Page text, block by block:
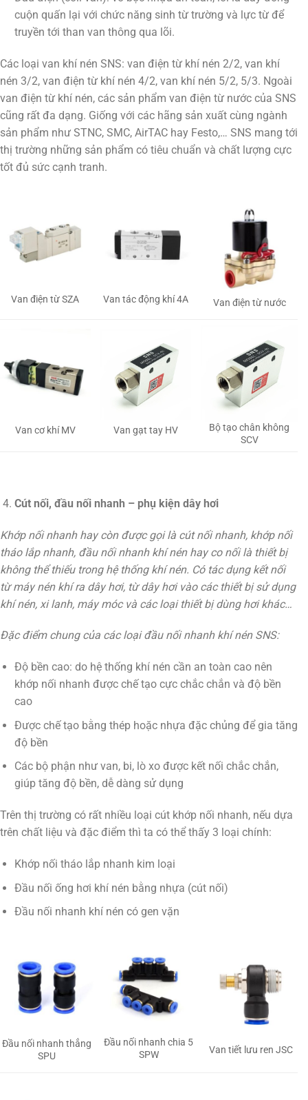
cuộn quấn lại với chức năng sinh từ trường và lực từ để
truyền tới than van thông qua lõi.
Các loại van khí nén SNS: van điện từ khí nén 2/2, van khí
nén 3/2, van điện từ khí nén 4/2, van khí nén 5/2, 5/3. Ngoài
van điện từ khí nén, các sản phẩm van điện từ nước của SNS
cũng rất đa dạng. Giống với các hãng sản xuất cùng ngành
sản phẩm như STNC, SMC, AirTAC hay Festo,… SNS mang tới
thị trường những sản phẩm có tiêu chuẩn và chất lượng cực
tốt đủ sức cạnh tranh.
Van điện từ SZA Van tác động khí 4A Van điện từ nước
Van cơ khí MV Van gạt tay HV
Bộ tạo chân không
SCV
Cút nối, đầu nối nhanh – phụ kiện dây hơi
Khớp nối nhanh hay còn được gọi là cút nối nhanh, khớp nối
tháo lắp nhanh, đầu nối nhanh khí nén hay co nối là thiết bị
không thể thiếu trong hệ thống khí nén. Có tác dụng kết nối
từ máy nén khí ra dây hơi, từ dây hơi vào các thiết bị sử dụng
khí nén, xi lanh, máy móc và các loại thiết bị dùng hơi khác…
Đặc điểm chung của các loại đầu nối nhanh khí nén SNS:
Độ bền cao: do hệ thống khí nén cần an toàn cao nên
khớp nối nhanh được chế tạo cực chắc chắn và độ bền
cao
Được chế tạo bằng thép hoặc nhựa đặc chủng để gia tăng
độ bền
Các bộ phận như van, bi, lò xo được kết nối chắc chắn,
giúp tăng độ bền, dễ dàng sử dụng
Trên thị trường có rất nhiều loại cút khớp nối nhanh, nếu dựa
trên chất liệu và đặc điểm thì ta có thể thấy 3 loại chính:
Khớp nối tháo lắp nhanh kim loại
Đầu nối ống hơi khí nén bằng nhựa (cút nối)
Đầu nối nhanh khí nén có gen vặn
Đầu nối nhanh thẳng
SPU
Đầu nối nhanh chia 5
SPW
Van tiết lưu ren JSC